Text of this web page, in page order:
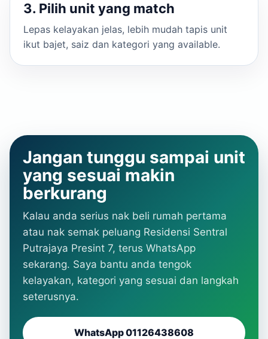
3. Pilih unit yang match
Lepas kelayakan jelas, lebih mudah tapis unit
ikut bajet, saiz dan kategori yang available.
Jangan tunggu sampai unit
yang sesuai makin
berkurang
Kalau anda serius nak beli rumah pertama
atau nak semak peluang Residensi Sentral
Putrajaya Presint 7, terus WhatsApp
sekarang. Saya bantu anda tengok
kelayakan, kategori yang sesuai dan langkah
seterusnya.
WhatsApp 01126438608